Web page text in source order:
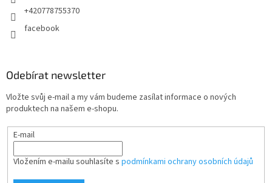
+420778755370
facebook
Odebírat newsletter
Vložte svůj e-mail a my vám budeme zasílat informace o nových
produktech na našem e-shopu.
E-mail
Vložením e-mailu souhlasíte s podmínkami ochrany osobních údajů